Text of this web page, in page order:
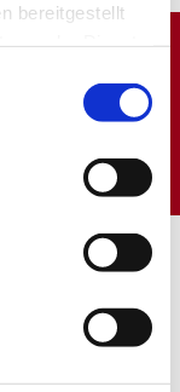
bereitgestellt